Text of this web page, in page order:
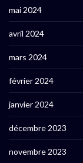
mai 2024
avril 2024
mars 2024
février 2024
janvier 2024
décembre 2023
novembre 2023